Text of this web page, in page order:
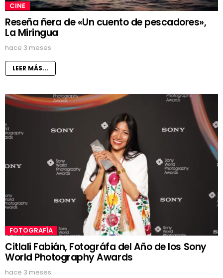
CINE
Reseña ñera de «Un cuento de pescadores»,
La Miringua
hace 3 meses
LEER MÁS...
FOTOGRAFÍA
Citlali Fabián, Fotográfa del Año de los Sony
World Photography Awards
hace 3 meses